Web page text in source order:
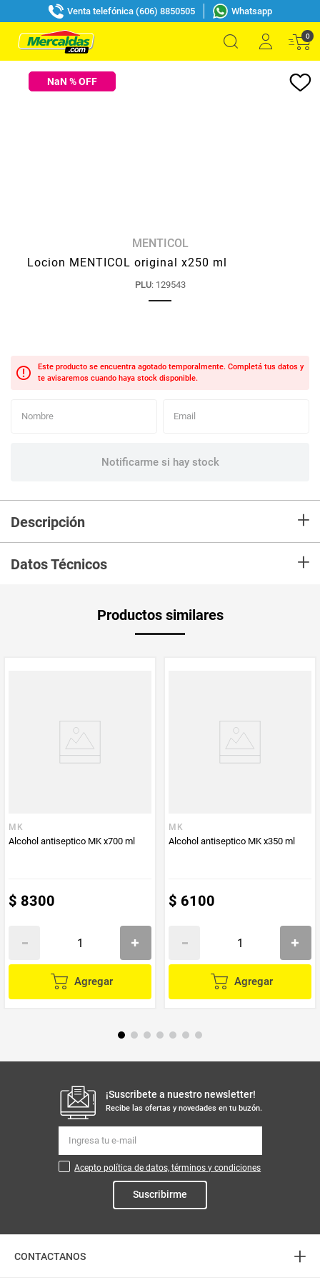
Venta telefónica (606) 8850505 Whatsapp
0
NaN % OFF
MENTICOL
Locion MENTICOL original x250 ml
PLU: 129543
Descripción +
Datos Técnicos +
Productos similares
MK
Alcohol antiseptico MK x700 ml
$ 8300
Agregar
MK
Alcohol antiseptico MK x350 ml
$ 6100
Agregar
¡Suscribete a nuestro newsletter!
Recibe las ofertas y novedades en tu buzón.
Acepto política de datos, términos y condiciones
Suscribirme
CONTACTANOS +